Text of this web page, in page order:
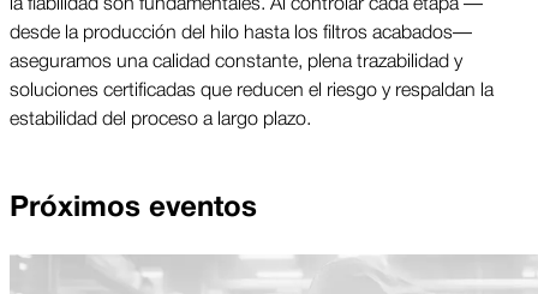
desde la producción del hilo hasta los filtros acabados—
aseguramos una calidad constante, plena trazabilidad y
soluciones certificadas que reducen el riesgo y respaldan la
estabilidad del proceso a largo plazo.
Próximos eventos